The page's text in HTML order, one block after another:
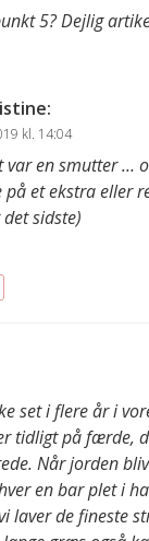
5? Dejlig
:
kl. 14:04
var en smutter …
på et ekstra eller
sidste)
set i flere år i
tidligt på færde,
Når jorden
en bar plet i
laver de fineste